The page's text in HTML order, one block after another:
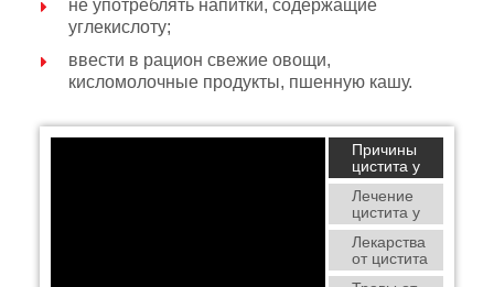
не употреблять напитки, содержащие
углекислоту;
ввести в рацион свежие овощи,
кисломолочные продукты, пшенную кашу.
Причины
цистита у
мужчин
Лечение
цистита у
мужчин
Лекарства
от цистита